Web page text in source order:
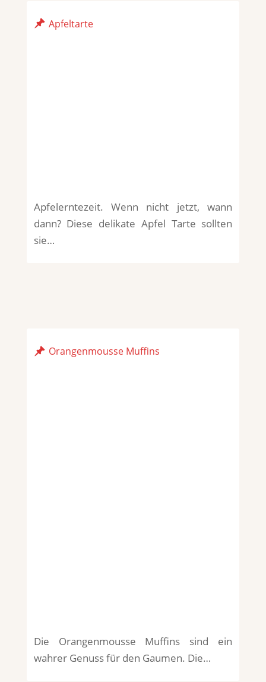
Apfeltarte
Apfelerntezeit. Wenn nicht jetzt, wann
dann? Diese delikate Apfel Tarte sollten
sie…
Orangenmousse Muffins
Die Orangenmousse Muffins sind ein
wahrer Genuss für den Gaumen. Die…